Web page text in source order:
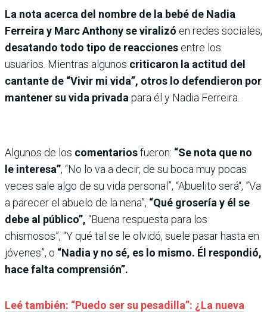
La nota acerca del nombre de la bebé de Nadia
Ferreira y Marc Anthony se viralizó en redes sociales,
desatando todo tipo de reacciones entre los
usuarios. Mientras algunos criticaron la actitud del
cantante de “Vivir mi vida”, otros lo defendieron por
mantener su vida privada para él y Nadia Ferreira.
Algunos de los comentariosfueron: “Se nota que no
le interesa”, “No lo va a decir, de su boca muy pocas
veces sale algo de su vida personal”, “Abuelito será“, ”Va
a parecer el abuelo de la nena”, “Qué grosería y él se
debe al público”, “Buena respuesta para los
chismosos”, “Y qué tal se le olvidó, suele pasar hasta en
jóvenes”, o “Nadia y no sé, es lo mismo. Él respondió,
hace falta comprensión”.
Leé también: “Puedo ser su pesadilla”: ¿La nueva